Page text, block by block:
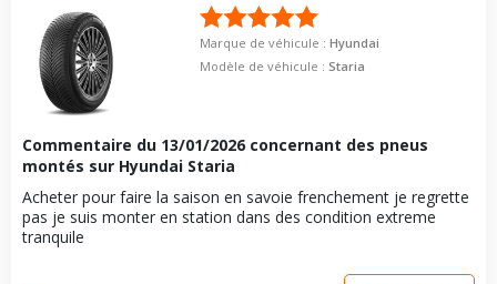
Marque de véhicule : Hyundai
Modèle de véhicule : Staria
Commentaire du 13/01/2026 concernant des pneus
montés sur Hyundai Staria
Acheter pour faire la saison en savoie frenchement je regrette
pas je suis monter en station dans des condition extreme
tranquile